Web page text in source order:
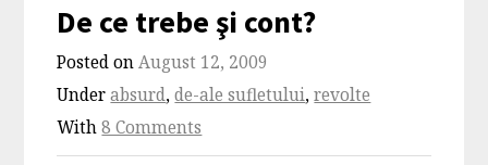
De ce trebe şi cont?
Posted onAugust 12, 2009
Underabsurd,de-ale sufletului,revolte
With8 Comments